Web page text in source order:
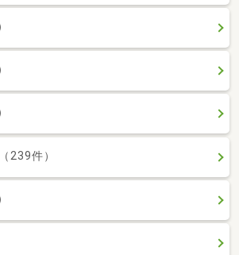
（239件）